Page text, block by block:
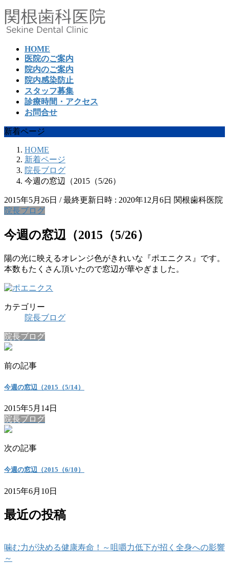
コ
ン
テ
ナ
ビ
ゲ
HOME
医院のご案内
院内のご案内
院内感染防止
スタッフ募集
診療時間・アクセス
お問合せ
新着ページ
HOME
新着ページ
院長ブログ
今週の窓辺（2015（5/26）
2015年5月26日 / 最終更新日時 : 2020年12月6日 関根歯科医院
院長ブログ
今週の窓辺（2015（5/26）
陽の光に映えるオレンジ色がきれいな『ポエニクス』です。
本数もたくさん頂いたので窓辺が華やぎました。
カテゴリー
院長ブログ
院長ブログ
前の記事
今週の窓辺（2015（5/14）
2015年5月14日
院長ブログ
次の記事
今週の窓辺（2015（6/10）
2015年6月10日
最近の投稿
噛む力が決める健康寿命！～咀嚼力低下が招く全身への影響
～